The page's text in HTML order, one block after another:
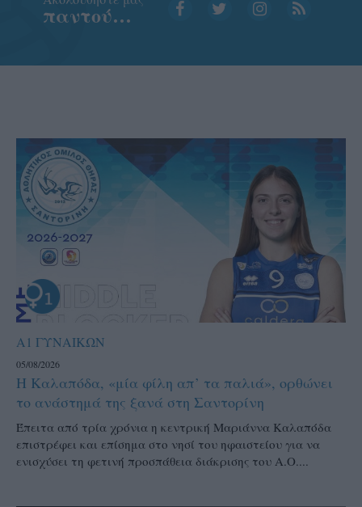
παντού…
Α1 ΓΥΝΑΙΚΩΝ
05/08/2026
Η Καλαπόδα, «μία φίλη απ’ τα παλιά», ορθώνει
το ανάστημά της ξανά στη Σαντορίνη
Έπειτα από τρία χρόνια η κεντρική Μαριάννα Καλαπόδα
επιστρέφει και επίσημα στο νησί του ηφαιστείου για να
ενισχύσει τη φετινή προσπάθεια διάκρισης του Α.Ο....